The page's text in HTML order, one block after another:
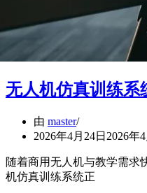
无人机仿真训练系
由 master
2026年4月24日 2026年
随着商用无人机与教学需求
机仿真训练系统正